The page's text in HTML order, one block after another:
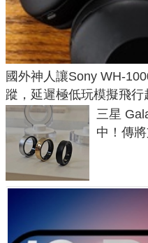
國外神人讓Sony WH-
蹤，延遲極低玩模擬飛行
三星
中！傳